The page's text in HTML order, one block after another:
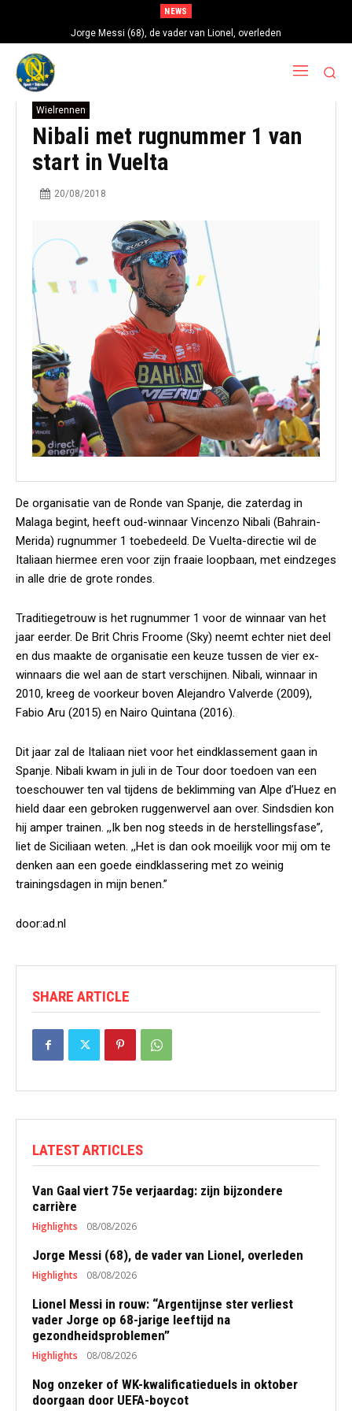
NEWS
Jorge Messi (68), de vader van Lionel, overleden
Wielrennen
Nibali met rugnummer 1 van
start in Vuelta
20/08/2018
De organisatie van de Ronde van Spanje, die zaterdag in
Malaga begint, heeft oud-winnaar Vincenzo Nibali (Bahrain-
Merida) rugnummer 1 toebedeeld. De Vuelta-directie wil de
Italiaan hiermee eren voor zijn fraaie loopbaan, met eindzeges
in alle drie de grote rondes.
Traditiegetrouw is het rugnummer 1 voor de winnaar van het
jaar eerder. De Brit Chris Froome (Sky) neemt echter niet deel
en dus maakte de organisatie een keuze tussen de vier ex-
winnaars die wel aan de start verschijnen. Nibali, winnaar in
2010, kreeg de voorkeur boven Alejandro Valverde (2009),
Fabio Aru (2015) en Nairo Quintana (2016).
Dit jaar zal de Italiaan niet voor het eindklassement gaan in
Spanje. Nibali kwam in juli in de Tour door toedoen van een
toeschouwer ten val tijdens de beklimming van Alpe d’Huez en
hield daar een gebroken ruggenwervel aan over. Sindsdien kon
hij amper trainen. ,,Ik ben nog steeds in de herstellingsfase”,
liet de Siciliaan weten. ,,Het is dan ook moeilijk voor mij om te
denken aan een goede eindklassering met zo weinig
trainingsdagen in mijn benen.”
door:ad.nl
SHARE ARTICLE
LATEST ARTICLES
Van Gaal viert 75e verjaardag: zijn bijzondere
carrière
Highlights 08/08/2026
Jorge Messi (68), de vader van Lionel, overleden
Highlights 08/08/2026
Lionel Messi in rouw: “Argentijnse ster verliest
vader Jorge op 68-jarige leeftijd na
gezondheidsproblemen”
Highlights 08/08/2026
Nog onzeker of WK-kwalificatieduels in oktober
doorgaan door UEFA-boycot